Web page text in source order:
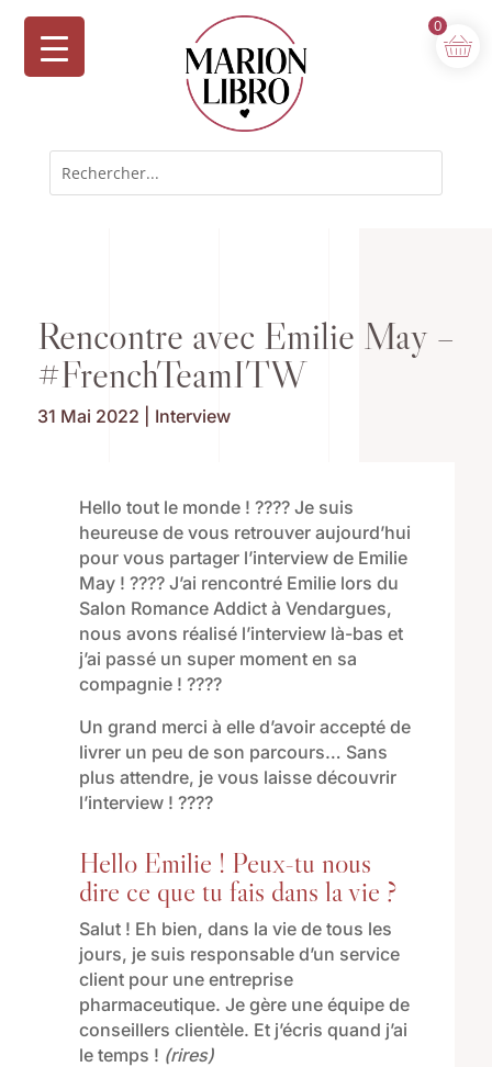
Rencontre avec Emilie May –
#FrenchTeamITW
31 Mai 2022 Interview
Hello tout le monde ! ???? Je suis
heureuse de vous retrouver aujourd’hui
pour vous partager l’interview de Emilie
May ! ???? J’ai rencontré Emilie lors du
Salon Romance Addict à Vendargues,
nous avons réalisé l’interview là-bas et
j’ai passé un super moment en sa
compagnie ! ????
Un grand merci à elle d’avoir accepté de
livrer un peu de son parcours… Sans
plus attendre, je vous laisse découvrir
l’interview ! ????
Hello Emilie ! Peux-tu nous
dire ce que tu fais dans la vie ?
Salut ! Eh bien, dans la vie de tous les
jours, je suis responsable d’un service
client pour une entreprise
pharmaceutique. Je gère une équipe de
conseillers clientèle. Et j’écris quand j’ai
le temps ! (rires)
0